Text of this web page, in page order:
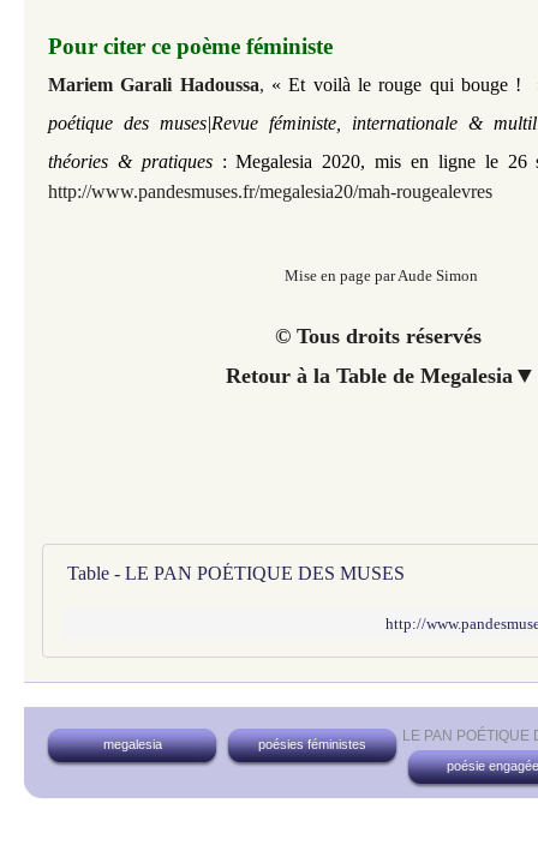
Pour citer ce poème féministe
Mariem Garali Hadoussa, « Et voilà le rouge qui bouge !
poétique des muses|Revue féministe, internationale &
théories & pratiques:Megalesia 2020,mis en ligne le 26
http://www.pandesmuses.fr/megalesia20/mah-rougealevres
Mise en page par Aude Simon
© Tous droits réservés
Retour à la Table de Megalesia ▼
Table - LE PAN POÉTIQUE DES MUSES
http://
LE PAN
megalesia
poésies féministes
poésie engagée